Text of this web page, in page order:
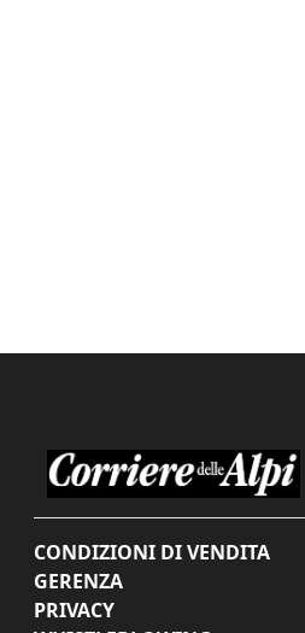
CONDIZIONI DI VENDITA
GERENZA
PRIVACY